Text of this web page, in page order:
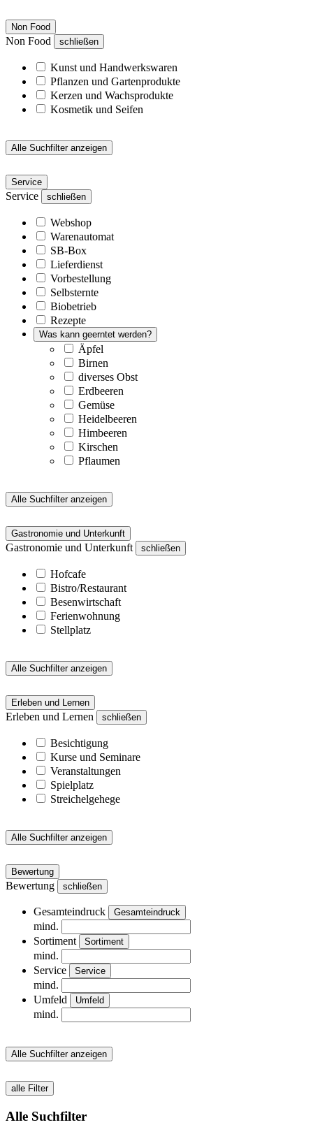
Non Food
Non Food schließen
Kunst und Handwerkswaren
Pflanzen und Gartenprodukte
Kerzen und Wachsprodukte
Kosmetik und Seifen
Alle Suchfilter anzeigen
Service
Service schließen
Webshop
Warenautomat
SB-Box
Lieferdienst
Vorbestellung
Selbsternte
Biobetrieb
Rezepte
Was kann geerntet werden?
Äpfel
Birnen
diverses Obst
Erdbeeren
Gemüse
Heidelbeeren
Himbeeren
Kirschen
Pflaumen
Alle Suchfilter anzeigen
Gastronomie und Unterkunft
Gastronomie und Unterkunft schließen
Hofcafe
Bistro/Restaurant
Besenwirtschaft
Ferienwohnung
Stellplatz
Alle Suchfilter anzeigen
Erleben und Lernen
Erleben und Lernen schließen
Besichtigung
Kurse und Seminare
Veranstaltungen
Spielplatz
Streichelgehege
Alle Suchfilter anzeigen
Bewertung
Bewertung schließen
Gesamteindruck Gesamteindruck
mind.
Sortiment
Sortiment
mind.
Service
Service
mind.
Umfeld
Umfeld
mind.
Alle Suchfilter anzeigen
alle Filter
Alle Suchfilter